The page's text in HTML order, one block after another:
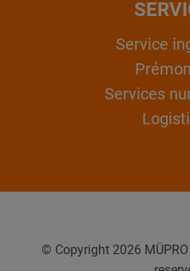
Service
Services
© Copyright 2026